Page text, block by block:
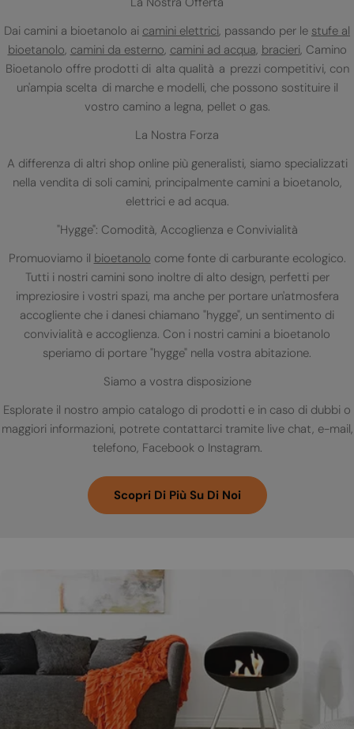
Dai camini a bioetanolo ai camini elettrici, passando per le stufe al
bioetanolo, camini da esterno, camini ad acqua, bracieri, Camino
Bioetanolo offre prodotti di alta qualità a prezzi competitivi, con
un'ampia scelta di marche e modelli, che possono sostituire il
vostro camino a legna, pellet o gas.
La Nostra Forza
A differenza di altri shop online più generalisti, siamo specializzati
nella vendita di soli camini, principalmente camini a bioetanolo,
elettrici e ad acqua.
"Hygge": Comodità, Accoglienza e Convivialità
Promuoviamo il bioetanolo come fonte di carburante ecologico.
Tutti i nostri camini sono inoltre di alto design, perfetti per
impreziosire i vostri spazi, ma anche per portare un'atmosfera
accogliente che i danesi chiamano "hygge", un sentimento di
convivialità e accoglienza. Con i nostri camini a bioetanolo
speriamo di portare "hygge" nella vostra abitazione.
Siamo a vostra disposizione
Esplorate il nostro ampio catalogo di prodotti e in caso di dubbi o
maggiori informazioni, potrete contattarci tramite live chat, e-mail,
telefono, Facebook o Instagram.
Scopri Di Più Su Di Noi